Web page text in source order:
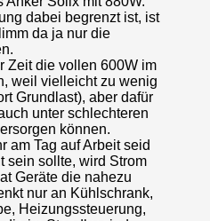
dabei begrenzt ist, ist
da ja nur die
Zeit die vollen 600W im
weil vielleicht zu wenig
Grundlast), aber dafür
unter schlechteren
können.
am Tag auf Arbeit seid
sein sollte, wird Strom
Geräte die nahezu
nur an Kühlschrank,
Heizungssteuerung,